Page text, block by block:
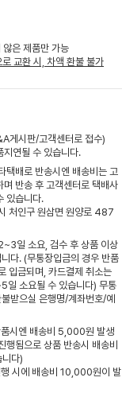
은 제품만 가능
교환 시, 차액 환불 불가
게시판/고객센터로 접수)
연될 수 있습니다.
택배로 반송시엔 배송비는 고
반송 후 고객센터로 택배사
있습니다.
처인구 원삼면 원양로 487
일 소요, 검수 후 상품 이상
다. (무통장입금의 경우 반품
입금되며, 카드결제 취소는
일 소요될 수 있습니다) 무통
받으실 은행명/계좌번호/예
시엔 배송비 5,000원 발생
됨으로 상품 반송시 배송비
다)
시에 배송비 10,000원이 발